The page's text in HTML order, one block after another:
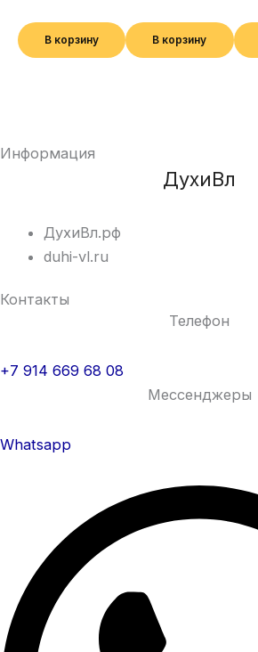
В корзину В корзину
Информация
ДухиВл
ДухиВл.рф
duhi-vl.ru
Контакты
Телефон
+7 914 669 68 08
Мессенджеры
Whatsapp